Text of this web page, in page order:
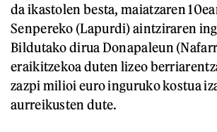
da ikastolen besta, maiatzaren
Senpereko (Lapurdi) aintziraren
Bildutako dirua Donapaleun
eraikitzekoa duten lizeo
zazpi milioi euro inguruko kostua
aurreikusten dute.